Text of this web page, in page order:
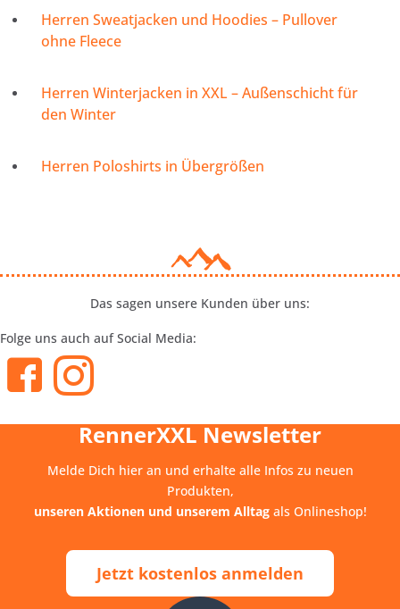
Herren Sweatjacken und Hoodies – Pullover
ohne Fleece
Herren Winterjacken in XXL – Außenschicht für
den Winter
Herren Poloshirts in Übergrößen
Das sagen unsere Kunden über uns:
Folge uns auch auf Social Media:
RennerXXL Newsletter
Melde Dich hier an und erhalte alle Infos zu neuen
Produkten,
unseren Aktionen und unserem Alltagals Onlineshop!
Jetzt kostenlos anmelden